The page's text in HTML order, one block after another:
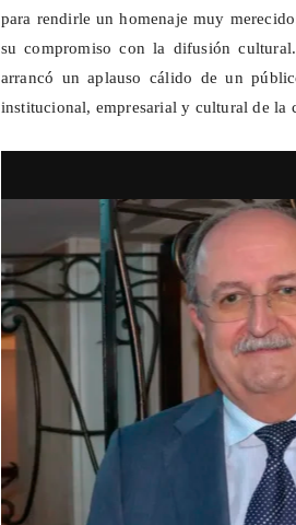
para rendirle un homenaje muy
su compromiso con la difusión
arrancó un aplauso cálido de un
institucional, empresarial y cultural de la